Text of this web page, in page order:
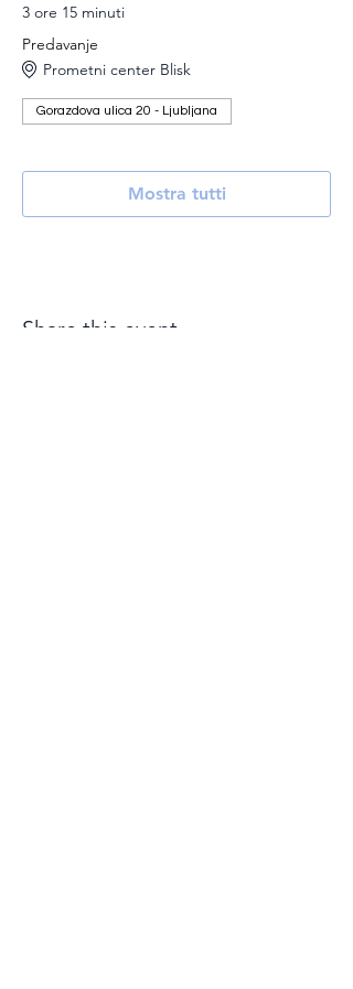
3 ore 15 minuti
Predavanje
Prometni center Blisk
Gorazdova ulica 20 - Ljubljana
Mostra tutti
Share this event